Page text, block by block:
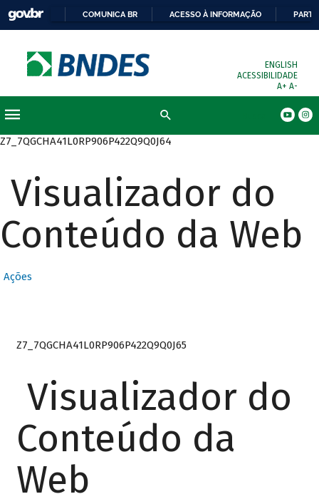
COMUNICA BR ACESSO À INFORMAÇÃO
ENGLISH
ACESSIBILIDADE
A+ A-
Z7_7QGCHA41L0RP906P422Q9Q0J64
Visualizador do
Conteúdo da Web
Ações
Z7_7QGCHA41L0RP906P422Q9Q0J65
Visualizador do
Conteúdo da
Web